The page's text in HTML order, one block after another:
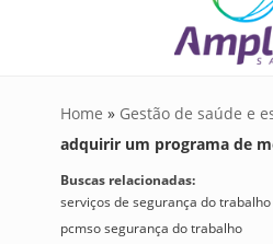
Home » Gestão de saúde e
adquirir um programa de
Buscas relacionadas:
serviços de segurança do trabalho
pcmso segurança do trabalho